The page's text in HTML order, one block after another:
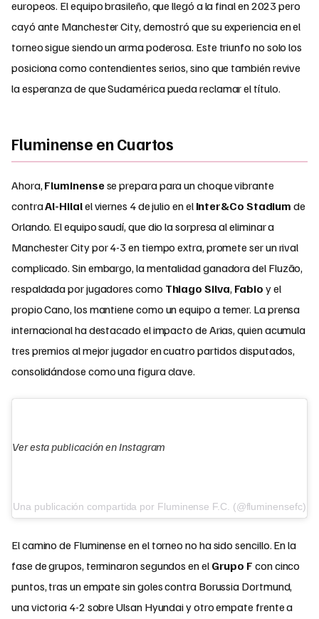
europeos. El equipo brasileño, que llegó a la final en 2023 pero
cayó ante Manchester City, demostró que su experiencia en el
torneo sigue siendo un arma poderosa. Este triunfo no solo los
posiciona como contendientes serios, sino que también revive
la esperanza de que Sudamérica pueda reclamar el título.
Fluminense en Cuartos
Ahora, Fluminensese prepara para un choque vibrante
contraAl-Hilalel viernes 4 de julio en el Inter&Co Stadiumde
Orlando. El equipo saudí, que dio la sorpresa al eliminar a
Manchester City por 4-3 en tiempo extra, promete ser un rival
complicado. Sin embargo, la mentalidad ganadora del Fluzão,
respaldada por jugadores como Thiago Silva, Fabio y el
propio Cano, los mantiene como un equipo a temer. La prensa
internacional ha destacado el impacto de Arias, quien acumula
tres premios al mejor jugador en cuatro partidos disputados,
consolidándose como una figura clave.
Ver esta publicación en Instagram
Una publicación compartida por Fluminense F.C. (@fluminensefc)
El camino de Fluminense en el torneo no ha sido sencillo. En la
fase de grupos, terminaron segundos en el Grupo Fcon cinco
puntos, tras un empate sin goles contra Borussia Dortmund,
una victoria 4-2 sobre Ulsan Hyundai y otro empate frente a